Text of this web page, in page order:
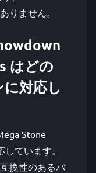
りません。
はどの
対応し
Stone
ています。
換性のあるバ